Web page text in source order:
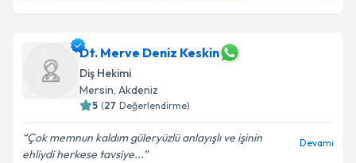
Dt. Merve Deniz Keskin
Diş Hekimi
Mersin, Akdeniz
5 (27 Değerlendirme)
Çok memnun kaldım güleryüzlü anlayışlı ve işinin
ehliydi herkese tavsiye...
Devamı